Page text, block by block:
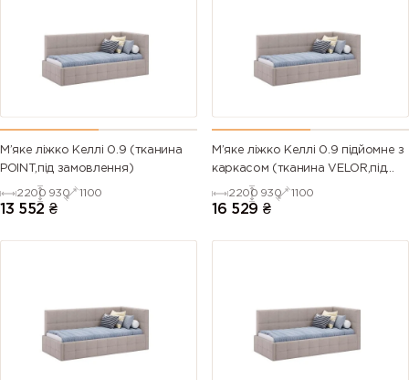
М’яке ліжко Келлі 0.9 (тканина
POINT,під замовлення)
2200 930 1100
13 552 ₴
М’яке ліжко Келлі 0.9 підйомне з
каркасом (тканина VELOR,під
замовлення)
2200 930 1100
16 529 ₴